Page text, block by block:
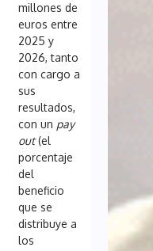
millones de
euros entre
2025 y
2026, tanto
con cargo a
sus
resultados,
con un pay
out(el
porcentaje
del
beneficio
que se
distribuye a
los